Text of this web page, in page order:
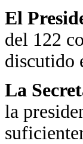
El
del 122
discutido
La
la